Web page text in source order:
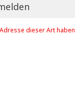
dieser Art haben